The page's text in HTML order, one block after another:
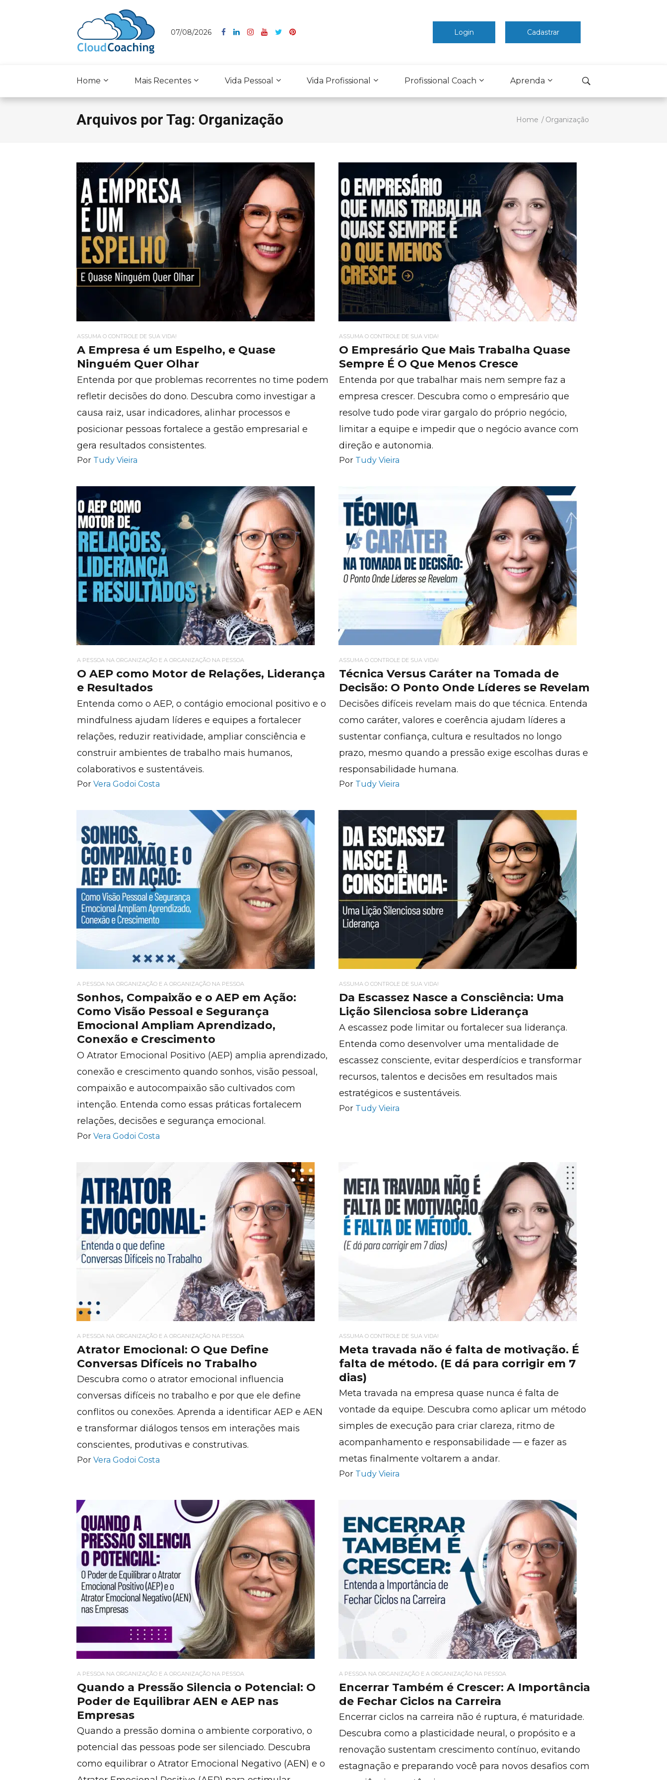
07/08/2026 Login Cadastrar
Home Mais Recentes Vida Pessoal Vida Profissional Profissional Coach Aprenda
Arquivos por Tag: Organização Home Organização
ASSUMA O CONTROLE DE SUA VIDA!
A Empresa é um Espelho, e Quase
Ninguém Quer Olhar
Entenda por que problemas recorrentes no time podem
refletir decisões do dono. Descubra como investigar a
causa raiz, usar indicadores, alinhar processos e
posicionar pessoas fortalece a gestão empresarial e
gera resultados consistentes.
Por Tudy Vieira
ASSUMA O CONTROLE DE SUA VIDA!
O Empresário Que Mais Trabalha Quase
Sempre É O Que Menos Cresce
Entenda por que trabalhar mais nem sempre faz a
empresa crescer. Descubra como o empresário que
resolve tudo pode virar gargalo do próprio negócio,
limitar a equipe e impedir que o negócio avance com
direção e autonomia.
Por Tudy Vieira
A PESSOA NA ORGANIZAÇÃO E A ORGANIZAÇÃO NA PESSOA
O AEP como Motor de Relações, Liderança
e Resultados
Entenda como o AEP, o contágio emocional positivo e o
mindfulness ajudam líderes e equipes a fortalecer
relações, reduzir reatividade, ampliar consciência e
construir ambientes de trabalho mais humanos,
colaborativos e sustentáveis.
Por Vera Godoi Costa
ASSUMA O CONTROLE DE SUA VIDA!
Técnica Versus Caráter na Tomada de
Decisão: O Ponto Onde Líderes se Revelam
Decisões difíceis revelam mais do que técnica. Entenda
como caráter, valores e coerência ajudam líderes a
sustentar confiança, cultura e resultados no longo
prazo, mesmo quando a pressão exige escolhas duras e
responsabilidade humana.
Por Tudy Vieira
A PESSOA NA ORGANIZAÇÃO E A ORGANIZAÇÃO NA PESSOA
Sonhos, Compaixão e o AEP em Ação:
Como Visão Pessoal e Segurança
Emocional Ampliam Aprendizado,
Conexão e Crescimento
O Atrator Emocional Positivo (AEP) amplia aprendizado,
conexão e crescimento quando sonhos, visão pessoal,
compaixão e autocompaixão são cultivados com
intenção. Entenda como essas práticas fortalecem
relações, decisões e segurança emocional.
Por Vera Godoi Costa
ASSUMA O CONTROLE DE SUA VIDA!
Da Escassez Nasce a Consciência: Uma
Lição Silenciosa sobre Liderança
A escassez pode limitar ou fortalecer sua liderança.
Entenda como desenvolver uma mentalidade de
escassez consciente, evitar desperdícios e transformar
recursos, talentos e decisões em resultados mais
estratégicos e sustentáveis.
Por Tudy Vieira
A PESSOA NA ORGANIZAÇÃO E A ORGANIZAÇÃO NA PESSOA
Atrator Emocional: O Que Define
Conversas Difíceis no Trabalho
Descubra como o atrator emocional influencia
conversas difíceis no trabalho e por que ele define
conflitos ou conexões. Aprenda a identificar AEP e AEN
e transformar diálogos tensos em interações mais
conscientes, produtivas e construtivas.
Por Vera Godoi Costa
ASSUMA O CONTROLE DE SUA VIDA!
Meta travada não é falta de motivação. É
falta de método. (E dá para corrigir em 7
dias)
Meta travada na empresa quase nunca é falta de
vontade da equipe. Descubra como aplicar um método
simples de execução para criar clareza, ritmo de
acompanhamento e responsabilidade — e fazer as
metas finalmente voltarem a andar.
Por Tudy Vieira
A PESSOA NA ORGANIZAÇÃO E A ORGANIZAÇÃO NA PESSOA
Quando a Pressão Silencia o Potencial: O
Poder de Equilibrar AEN e AEP nas
Empresas
Quando a pressão domina o ambiente corporativo, o
potencial das pessoas pode ser silenciado. Descubra
como equilibrar o Atrator Emocional Negativo (AEN) e o
A PESSOA NA ORGANIZAÇÃO E A ORGANIZAÇÃO NA PESSOA
Encerrar Também é Crescer: A Importância
de Fechar Ciclos na Carreira
Encerrar ciclos na carreira não é ruptura, é maturidade.
Descubra como a plasticidade neural, o propósito e a
renovação sustentam crescimento contínuo, evitando
estagnação e preparando você para novos desafios com